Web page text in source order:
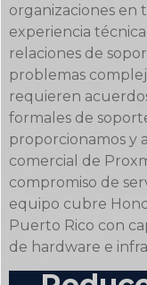
organizaciones en
experiencia
relaciones de
problemas
requieren
formales de
proporcionamos y
comercial de
compromiso de
equipo cubre
Puerto Rico con
de hardware e